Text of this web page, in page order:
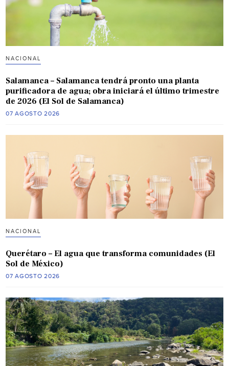
NACIONAL
Salamanca – Salamanca tendrá pronto una planta
purificadora de agua; obra iniciará el último trimestre
de 2026 (El Sol de Salamanca)
07 AGOSTO 2026
NACIONAL
Querétaro – El agua que transforma comunidades (El
Sol de México)
07 AGOSTO 2026